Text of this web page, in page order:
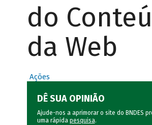
do
da Web
Ações
DÊ SUA OPINIÃO
Ajude-nos a aprimorar o site do BNDES
uma rápida pesquisa.